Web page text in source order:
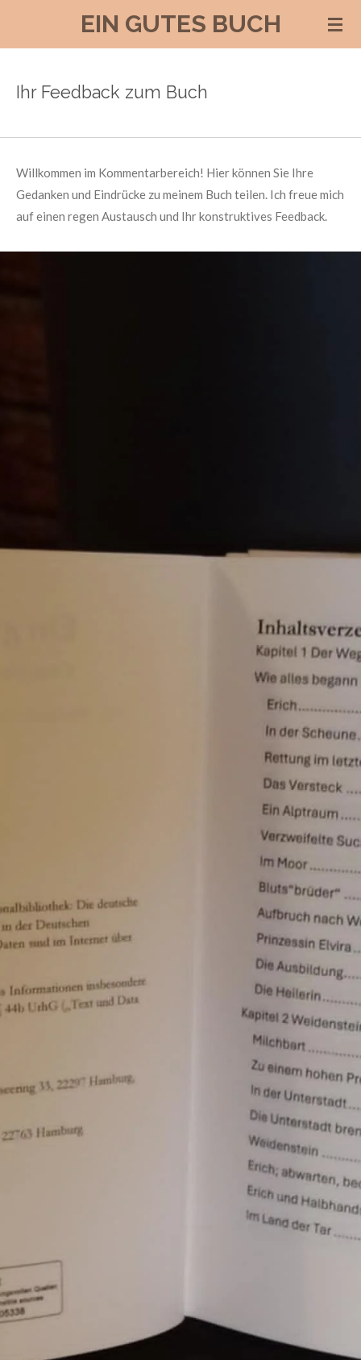
EIN GUTES BUCH
Ihr Feedback zum Buch
Willkommen im Kommentarbereich! Hier können Sie Ihre
Gedanken und Eindrücke zu meinem Buch teilen. Ich freue mich
auf einen regen Austausch und Ihr konstruktives Feedback.